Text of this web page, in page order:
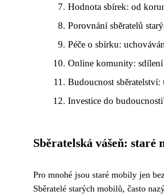
Hodnota sbírek: od
Porovnání sběratelů
Péče o sbírku:
Online komunity: sdílení
Budoucnost
Investice do
Sběratelská vášeň: staré
Pro mnohé jsou staré mobily jen
Sběratelé starých mobilů, často